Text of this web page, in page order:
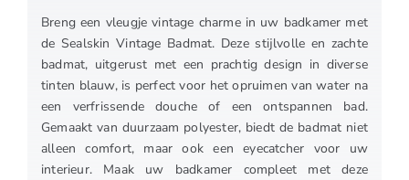
Breng een vleugje vintage charme in uw badkamer met
de Sealskin Vintage Badmat. Deze stijlvolle en zachte
badmat, uitgerust met een prachtig design in diverse
tinten blauw, is perfect voor het opruimen van water na
een verfrissende douche of een ontspannen bad.
Gemaakt van duurzaam polyester, biedt de badmat niet
alleen comfort, maar ook een eyecatcher voor uw
interieur. Maak uw badkamer compleet met deze